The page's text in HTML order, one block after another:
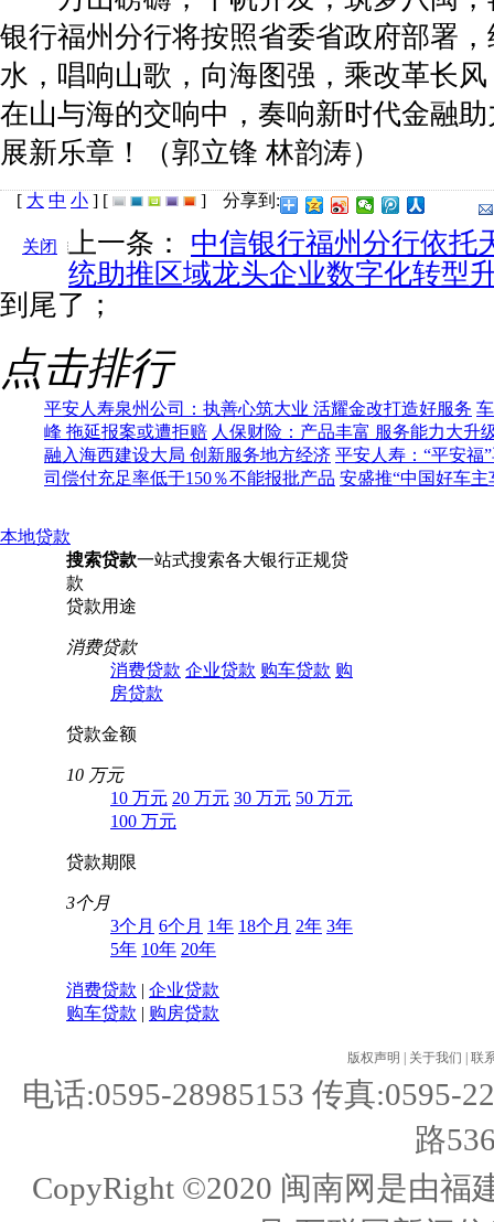
银行福州分行将按照省委省政府部署
水，唱响山歌，向海图强，乘改革长
在山与海的交响中，奏响新时代金融
展新乐章！（郭立锋 林韵涛）
[ 大 中 小 ] [ ] 分享到:
关闭 上一条： 中信银行福州分行依托
统助推区域龙头企业数字化转型
到尾了；
点击排行
平安人寿泉州公司：执善心筑大业 活耀金改打造好服务
峰 拖延报案或遭拒赔 人保财险：产品丰富 服务能力大升
融入海西建设大局 创新服务地方经济 平安人寿：“平安福
司偿付充足率低于150％不能报批产品 安盛推“中国好车
本地贷款
搜索贷款一站式搜索各大银行正规贷
款
贷款用途
消费贷款
消费贷款 企业贷款 购车贷款 购
房贷款
贷款金额
10 万元
10 万元 20 万元 30 万元 50 万元
100 万元
贷款期限
3个月
3个月 6个月 1年 18个月 2年 3年
5年 10年 20年
消费贷款 | 企业贷款
购车贷款 | 购房贷款
版权声明 | 关于我们 | 联
电话:0595-28985153 传真:0595-
路
CopyRight ©2020 闽南网是由